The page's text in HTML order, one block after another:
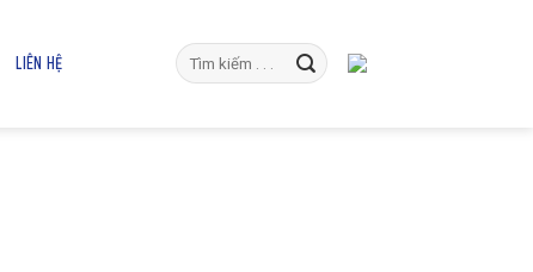
LIÊN HỆ